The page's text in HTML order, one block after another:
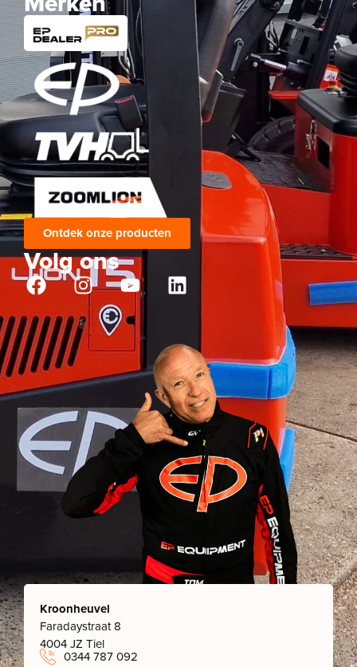
Ontdek onze producten
Volg ons
Kroonheuvel
Faradaystraat 8
4004 JZ Tiel
0344 787 092